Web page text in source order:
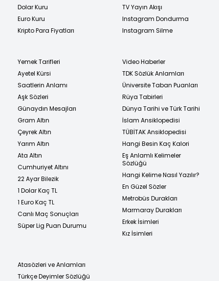
Dolar Kuru
Euro Kuru
Kripto Para Fiyatları
TV Yayın Akışı
Instagram Dondurma
Instagram Silme
Yemek Tarifleri
Ayetel Kürsi
Saatlerin Anlamı
Aşk Sözleri
Günaydın Mesajları
Gram Altın
Çeyrek Altın
Yarım Altın
Ata Altın
Cumhuriyet Altını
22 Ayar Bilezik
1 Dolar Kaç TL
1 Euro Kaç TL
Canlı Maç Sonuçları
Süper Lig Puan Durumu
Video Haberler
TDK Sözlük Anlamları
Üniversite Taban Puanları
Rüya Tabirleri
Dünya Tarihi ve Türk Tarihi
İslam Ansiklopedisi
TÜBİTAK Ansiklopedisi
Hangi Besin Kaç Kalori
Eş Anlamlı Kelimeler
Sözlüğü
Hangi Kelime Nasıl Yazılır?
En Güzel Sözler
Metrobüs Durakları
Marmaray Durakları
Erkek İsimleri
Kız İsimleri
Atasözleri ve Anlamları
Türkçe Deyimler Sözlüğü